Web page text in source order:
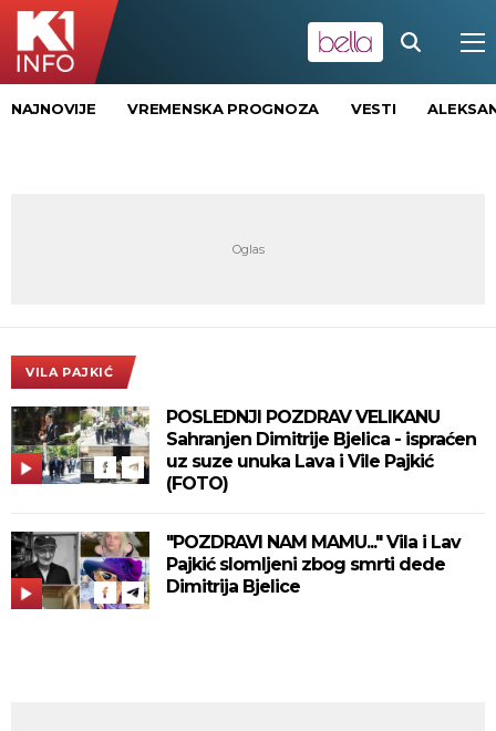
NAJNOVIJE VREMENSKA PROGNOZA VESTI
VILA PAJKIĆ
POSLEDNJI POZDRAV VELIKANU
Sahranjen Dimitrije Bjelica - ispraćen
uz suze unuka Lava i Vile Pajkić
(FOTO)
"POZDRAVI NAM MAMU..." Vila i Lav
Pajkić slomljeni zbog smrti dede
Dimitrija Bjelice